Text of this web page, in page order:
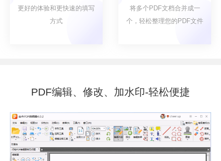
更好的体验和更快速的填写
方式
将多个PDF文档合并成一
个，轻松整理您的PDF文件
PDF编辑、修改、加水印-轻松便捷